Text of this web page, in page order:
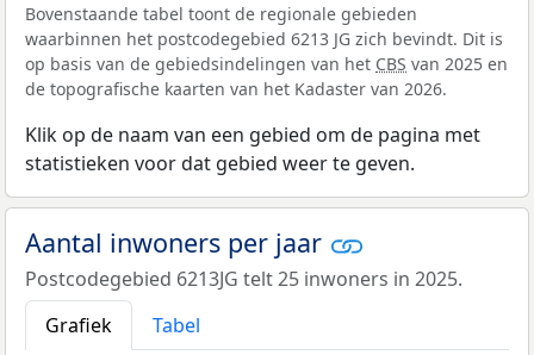
Bovenstaande tabel toont de regionale gebieden
waarbinnen het postcodegebied 6213 JG zich bevindt. Dit is
op basis van de gebiedsindelingen van het CBS van 2025 en
de topografische kaarten van het Kadaster van 2026.
Klik op de naam van een gebied om de pagina met
statistieken voor dat gebied weer te geven.
Aantal inwoners per jaar
Postcodegebied 6213JG telt 25 inwoners in 2025.
Grafiek
Tabel